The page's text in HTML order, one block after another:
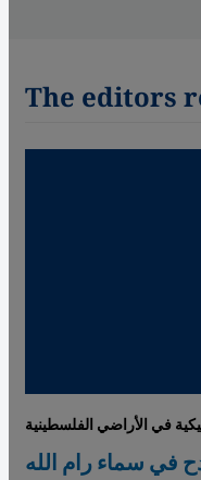
The editors
في سماء رام الله